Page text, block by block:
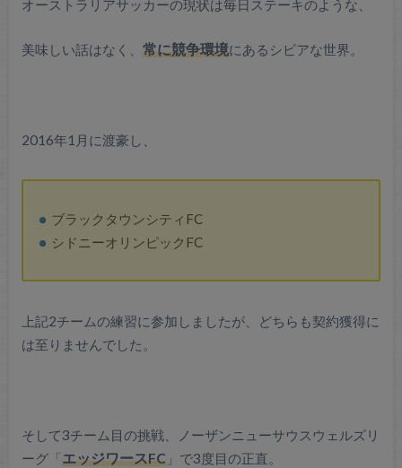
オーストラリアサッカーの現状は毎日ステーキのような、
美味しい話はなく、 常に競争環境にあるシビアな世界。
2016年1月に渡豪し、
ブラックタウンシティFC
シドニーオリンピックFC
上記2チームの練習に参加しましたが、どちらも契約獲得に
は至りませんでした。
そして3チーム目の挑戦、ノーザンニューサウスウェルズリ
ーグ「エッジワースFC」で3度目の正直。